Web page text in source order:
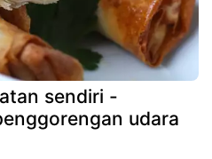
sendiri -
udara